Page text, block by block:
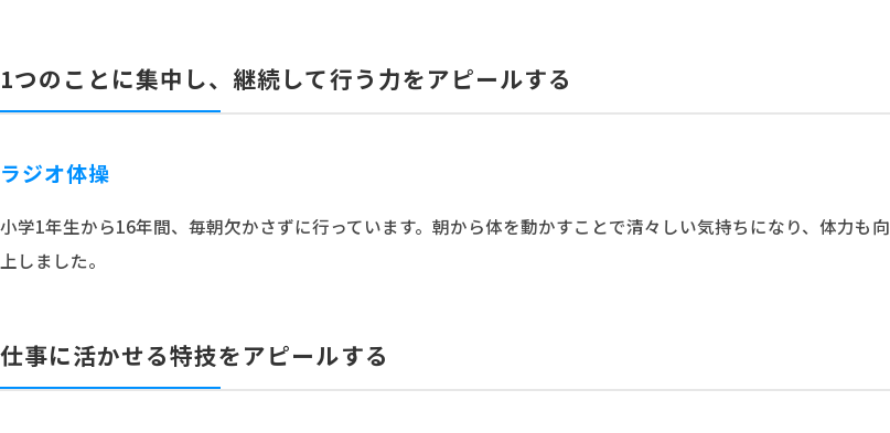
1つのことに集中し、継続して行う力をアピールする
ラジオ体操
小学1年生から16年間、毎朝欠かさずに行っています。朝から体を動かすことで清々しい気持ちになり、体力も向
上しました。
仕事に活かせる特技をアピールする